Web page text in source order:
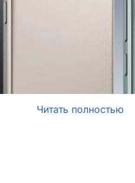
Читать полностью